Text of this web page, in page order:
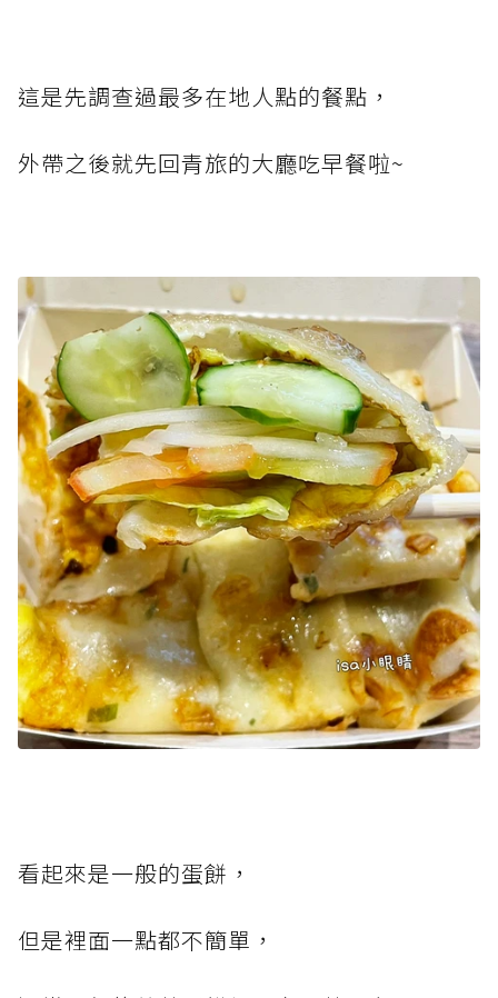
這是先調查過最多在地人點的餐點，
外帶之後就先回青旅的大廳吃早餐啦~
看起來是一般的蛋餅，
但是裡面一點都不簡單，